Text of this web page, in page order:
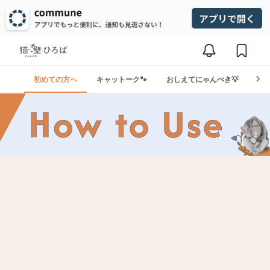
初めての方へ キャットーク🐾 おしえてにゃんぺき💡 お